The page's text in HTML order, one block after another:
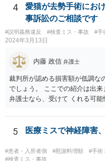
ないため、損害額の立証が主
関しては、交通事故事件と同
る弁護士は多いと思います。
れることも可能ではありますが
ない（多少の増額はあり得ると
と思われます。 弁護士が介入
とは多々あるため、可能であれ
めしたいところです。
4
愛猫が去勢手術にお
事訴訟のご相談です
#説明義務違反 #検査ミス・事故 #手
2024年3月13日
内藤 政信 弁護士
裁判所が認める損害額が低調な
でしょう。 ここでの紹介は出
弁護士なら、受けて くれる可
5 医療ミスで神経障害
#患者・入所者側 #慰謝料増額 #手術
#検査ミス・事故